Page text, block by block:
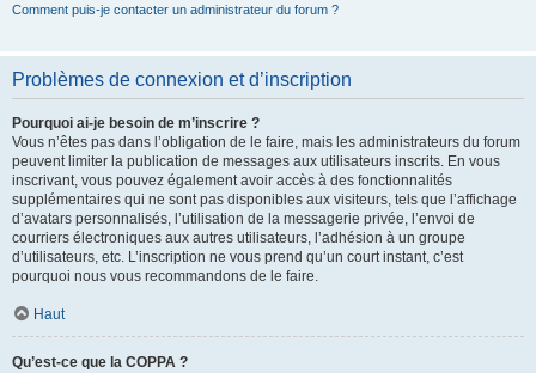
Comment puis-je contacter un administrateur du forum ?
Problèmes de connexion et d’inscription
Pourquoi ai-je besoin de m’inscrire ?
Vous n’êtes pas dans l’obligation de le faire, mais les administrateurs du forum
peuvent limiter la publication de messages aux utilisateurs inscrits. En vous
inscrivant, vous pouvez également avoir accès à des fonctionnalités
supplémentaires qui ne sont pas disponibles aux visiteurs, tels que l’affichage
d’avatars personnalisés, l’utilisation de la messagerie privée, l’envoi de
courriers électroniques aux autres utilisateurs, l’adhésion à un groupe
d’utilisateurs, etc. L’inscription ne vous prend qu’un court instant, c’est
pourquoi nous vous recommandons de le faire.
Haut
Qu’est-ce que la COPPA ?